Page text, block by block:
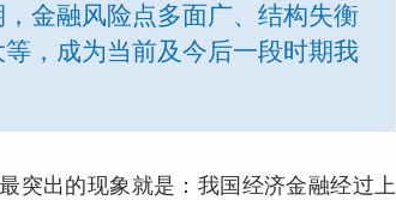
金融风险点多面广、结构失衡
，成为当前及今后一段时期我
突出的现象就是：我国经济金融经过上